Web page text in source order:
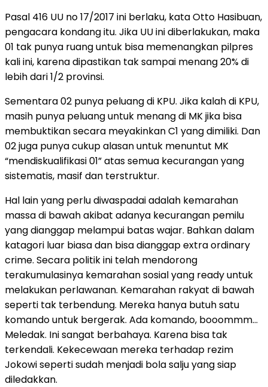
Pasal 416 UU no 17/2017 ini berlaku, kata Otto Hasibuan,
pengacara kondang itu. Jika UU ini diberlakukan, maka
01 tak punya ruang untuk bisa memenangkan pilpres
kali ini, karena dipastikan tak sampai menang 20% di
lebih dari 1/2 provinsi.
Sementara 02 punya peluang di KPU. Jika kalah di KPU,
masih punya peluang untuk menang di MK jika bisa
membuktikan secara meyakinkan C1 yang dimiliki. Dan
02 juga punya cukup alasan untuk menuntut MK
“mendiskualifikasi 01” atas semua kecurangan yang
sistematis, masif dan terstruktur.
Hal lain yang perlu diwaspadai adalah kemarahan
massa di bawah akibat adanya kecurangan pemilu
yang dianggap melampui batas wajar. Bahkan dalam
katagori luar biasa dan bisa dianggap extra ordinary
crime. Secara politik ini telah mendorong
terakumulasinya kemarahan sosial yang ready untuk
melakukan perlawanan. Kemarahan rakyat di bawah
seperti tak terbendung. Mereka hanya butuh satu
komando untuk bergerak. Ada komando, booommm…
Meledak. Ini sangat berbahaya. Karena bisa tak
terkendali. Kekecewaan mereka terhadap rezim
Jokowi seperti sudah menjadi bola salju yang siap
diledakkan.